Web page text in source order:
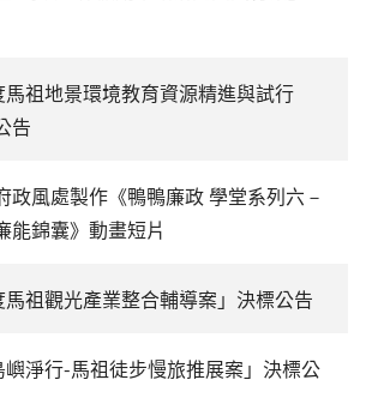
馬祖地景環境教育資源精進與試行
告
政風處製作《鴨鴨廉政 學堂系列六－
能錦囊》動畫短片
馬祖觀光產業整合輔導案」決標公告
嶼淨行-馬祖徒步慢旅推展案」決標公